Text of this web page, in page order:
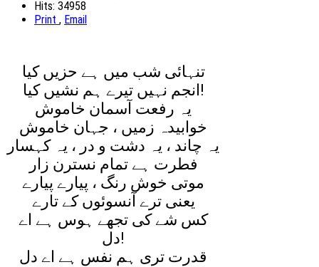
Hits: 34958
Print , Email
تنہائی شب ميں ہے حزيں کيا
انجم نہيں تيرے ہم نشيں کيا!
يہ رفعت آسمان خاموش
خوابيدہ زميں ، جہان خاموش
يہ چاند ، يہ دشت و در ، يہ کہسار
فطرت ہے تمام نسترن زار
موتی خوش رنگ ، پيارے پيارے
يعنی ترے آنسوئوں کے تارے
کس شے کی تجھے ہوس ہے اے
دل!
قدرت تری ہم نفس ہے اے دل